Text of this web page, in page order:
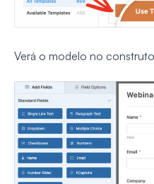
Verá o modelo no